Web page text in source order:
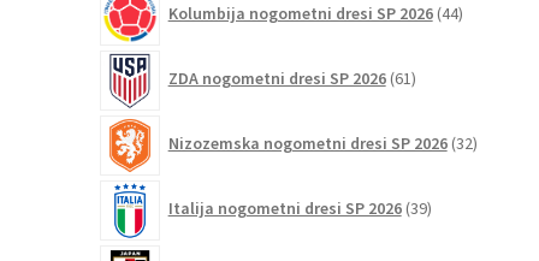
Kolumbija nogometni dresi SP 2026 44izdelkov
ZDA nogometni dresi SP 2026 61izdelkov
Nizozemska nogometni dresi SP 2026 32izdelkov
Italija nogometni dresi SP 2026 39izdelkov